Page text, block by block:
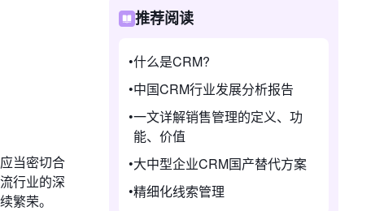
当密切合
行业的深
繁荣。
推荐阅读
什么是CRM?
中国CRM行业发展分析报告
一文详解销售管理的定义、功
能、价值
大中型企业CRM国产替代方案
精细化线索管理